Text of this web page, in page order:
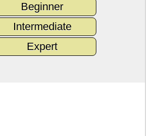
Beginner
Intermediate
Expert